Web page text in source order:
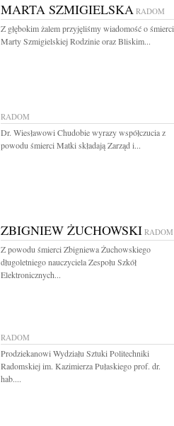
MARTA SZMIGIELSKA RADOM
Z głębokim żalem przyjęliśmy wiadomość o śmierci
Marty Szmigielskiej Rodzinie oraz Bliskim...
RADOM
Dr. Wiesławowi Chudobie wyrazy współczucia z
powodu śmierci Matki składają Zarząd i...
ZBIGNIEW ŻUCHOWSKI RADOM
Z powodu śmierci Zbigniewa Żuchowskiego
długoletniego nauczyciela Zespołu Szkół
Elektronicznych...
RADOM
Prodziekanowi Wydziału Sztuki Politechniki
Radomskiej im. Kazimierza Pułaskiego prof. dr.
hab....